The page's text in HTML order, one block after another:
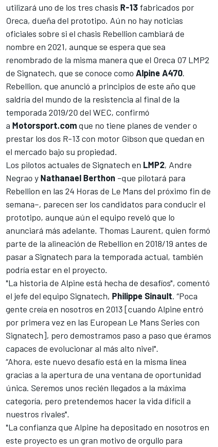
utilizará uno de los tres chasis R-13 fabricados por
Oreca, dueña del prototipo. Aún no hay noticias
oficiales sobre si el chasis Rebellion cambiará de
nombre en 2021, aunque se espera que sea
renombrado de la misma manera que el Oreca 07 LMP2
de Signatech, que se conoce como Alpine A470.
Rebellion, que anunció a principios de este año que
saldría del mundo de la resistencia al final de la
temporada 2019/20 del WEC, confirmó
a Motorsport.comque no tiene planes de vender o
prestar los dos R-13 con motor Gibson que quedan en
el mercado bajo su propiedad.
Los pilotos actuales de Signatech en LMP2, Andre
Negrao y Nathanael Berthon –que pilotará para
Rebellion en las 24 Horas de Le Mans del próximo fin de
semana–, parecen ser los candidatos para conducir el
prototipo, aunque aún el equipo reveló que lo
anunciará más adelante. Thomas Laurent, quien formó
parte de la alineación de Rebellion en 2018/19 antes de
pasar a Signatech para la temporada actual, también
podría estar en el proyecto.
"La historia de Alpine está hecha de desafíos", comentó
el jefe del equipo Signatech, Philippe Sinault. “Poca
gente creía en nosotros en 2013 [cuando Alpine entró
por primera vez en las European Le Mans Series con
Signatech], pero demostramos paso a paso que éramos
capaces de evolucionar al más alto nivel".
“Ahora, este nuevo desafío está en la misma línea
gracias a la apertura de una ventana de oportunidad
única. Seremos unos recién llegados a la máxima
categoría, pero pretendemos hacer la vida difícil a
nuestros rivales".
"La confianza que Alpine ha depositado en nosotros en
este proyecto es un gran motivo de orgullo para